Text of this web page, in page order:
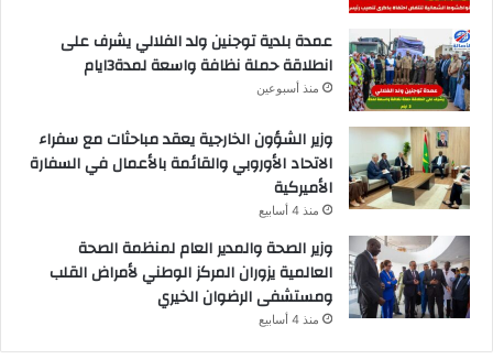
عمدة بلدية توجنين ولد الفلالي يشرف على
انطلاقة حملة نظافة واسعة لمدة3ايام
منذ أسبوعين
وزير الشؤون الخارجية يعقد مباحثات مع سفراء
الاتحاد الأوروبي والقائمة بالأعمال في السفارة
الأميركية
منذ 4 أسابيع
وزير الصحة والمدير العام لمنظمة الصحة
العالمية يزوران المركز الوطني لأمراض القلب
ومستشفى الرضوان الخيري
منذ 4 أسابيع